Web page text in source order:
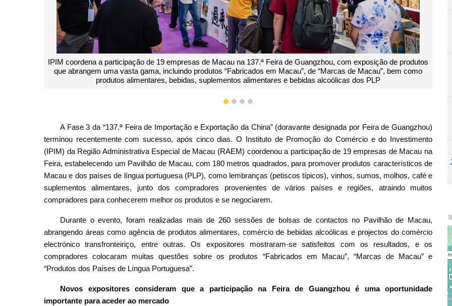
Instalação de um pavilhão de 180 metros quadrados para apresentar o ambiente de investimento e oportunidades
de desenvolvimento de Macau e da Zona de Cooperação Aprofundada entre Guangdong e Macau em Hengqin, as
vantagens de convenções e exposições em Macau-Hengqin, a plataforma sino-lusófona e os serviços do IPIM
1 2 3 4
A Fase 3 da “137.ª Feira de Importação e Exportação da China” (doravante designada por Feira de Guangzhou)
terminou recentemente com sucesso, após cinco dias. O Instituto de Promoção do Comércio e do Investimento
(IPIM) da Região Administrativa Especial de Macau (RAEM) coordenou a participação de 19 empresas de Macau na
Feira, estabelecendo um Pavilhão de Macau, com 180 metros quadrados, para promover produtos característicos de
Macau e dos países de língua portuguesa (PLP), como lembranças (petiscos típicos), vinhos, sumos, molhos, café e
suplementos alimentares, junto dos compradores provenientes de vários países e regiões, atraindo muitos
compradores para conhecerem melhor os produtos e se negociarem.
Durante o evento, foram realizadas mais de 260 sessões de bolsas de contactos no Pavilhão de Macau,
abrangendo áreas como agência de produtos alimentares, comércio de bebidas alcoólicas e projectos do comércio
electrónico transfronteiriço, entre outras. Os expositores mostraram-se satisfeitos com os resultados, e os
compradores colocaram muitas questões sobre os produtos “Fabricados em Macau”, “Marcas de Macau” e
“Produtos dos Países de Língua Portuguesa”.
Novos expositores consideram que a participação na Feira de Guangzhou é uma oportunidade
importante para aceder ao mercado